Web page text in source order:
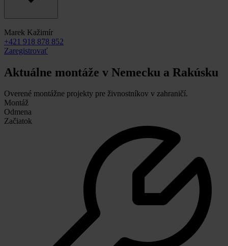
Marek Kažimír
+421 918 878 852
Zaregistrovať
Aktuálne montáže v Nemecku a Rakúsku
Overené montážne projekty pre živnostníkov v zahraničí.
Montáž
Odmena
Začiatok